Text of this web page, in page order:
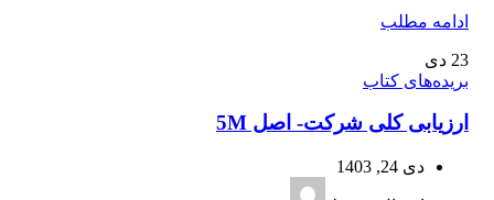
ادامه مطلب
23 دی
بریده‌های کتاب
ارزیابی کلی شرکت- اصل 5M
دی 24, 1403